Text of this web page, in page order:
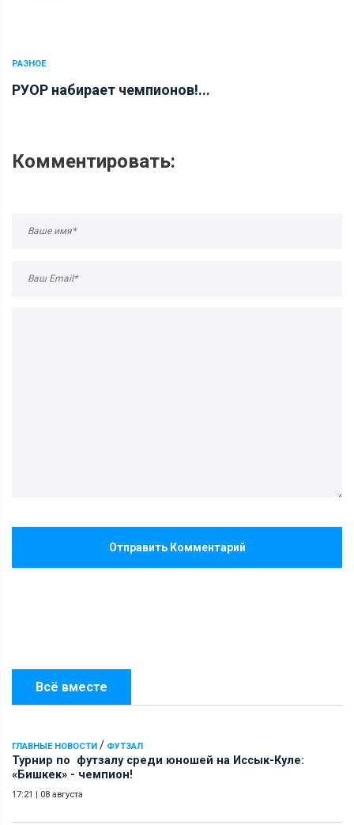
Всё вместе
ГЛАВНЫЕ НОВОСТИ / ФУТЗАЛ
Турнир по футзалу среди юношей на Иссык-Куле:
«Бишкек» - чемпион!
17:21 | 08 августа
РАЗНОЕ
РУОР набирает чемпионов!...
Комментировать:
Отправить Комментарий